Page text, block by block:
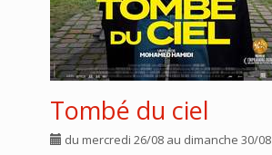
Tombé du ciel
du mercredi 26/08 au dimanche 30/08